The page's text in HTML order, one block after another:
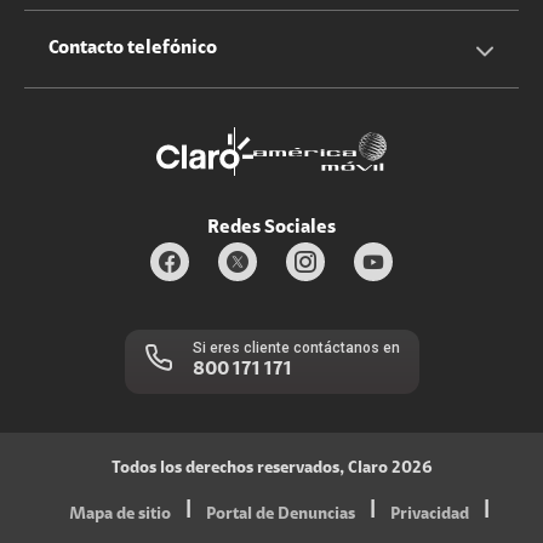
Propietario terreno antenas
Durabilidad de bienes
Estado de Servicios
Iniciar sesión
Contacto telefónico
Redes Sociales
Si eres cliente contáctanos en
800 171 171
Todos los derechos reservados, Claro 2026
Mapa de sitio Portal de Denuncias Privacidad